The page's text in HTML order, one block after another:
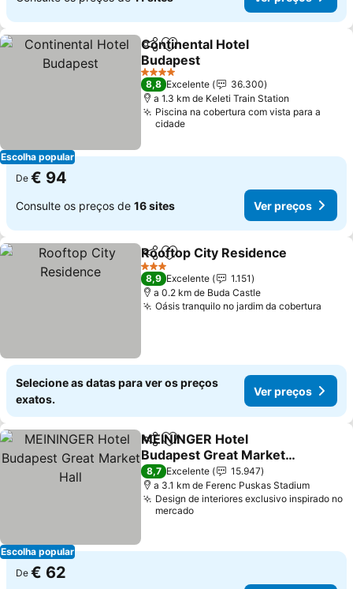
Escolha popular
PartilharAdicionar aos favoritos
Continental Hotel
Budapest
4 Estrelas
8,8 Excelente
36.300
a 1.3 km de Keleti Train Station
Piscina na cobertura com vista para a
cidade
De € 94
Consulte os preços de 16 sites Ver preços
PartilharAdicionar aos favoritos
Rooftop City Residence
3 Estrelas
8,9 Excelente
1.151
a 0.2 km de Buda Castle
Oásis tranquilo no jardim da cobertura
Selecione as datas para ver os preços
exatos.
Ver preços
Escolha popular
PartilharAdicionar aos favoritos
MEININGER Hotel
Budapest Great Market
Hall
8,7 Excelente
15.947
a 3.1 km de Ferenc Puskas Stadium
Design de interiores exclusivo inspirado no
mercado
De € 62